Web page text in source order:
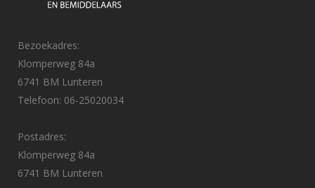
Bezoekadres:
Klomperweg 84a
6741 BM Lunteren
Telefoon: 06-25020034
Postadres:
Klomperweg 84a
6741 BM Lunteren